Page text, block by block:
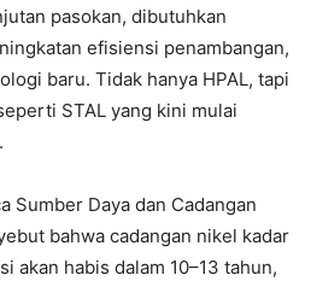
pasokan, dibutuhkan
efisiensi penambangan,
baru. Tidak hanya HPAL, tapi
STAL yang kini mulai
Sumber Daya dan Cadangan
bahwa cadangan nikel kadar
akan habis dalam 10–13 tahun,